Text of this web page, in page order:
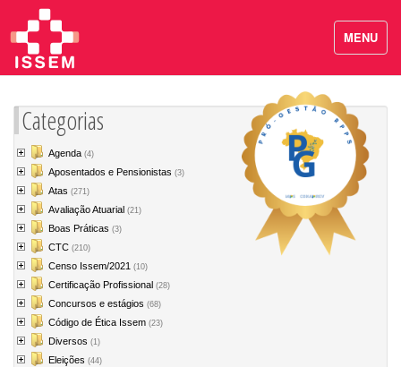
Categorias
Agenda (4)
Aposentados e Pensionistas (3)
Atas (271)
Avaliação Atuarial (21)
Boas Práticas (3)
CTC (210)
Censo Issem/2021 (10)
Certificação Profissional (28)
Concursos e estágios (68)
Código de Ética Issem (23)
Diversos (1)
Eleições (44)
MENU